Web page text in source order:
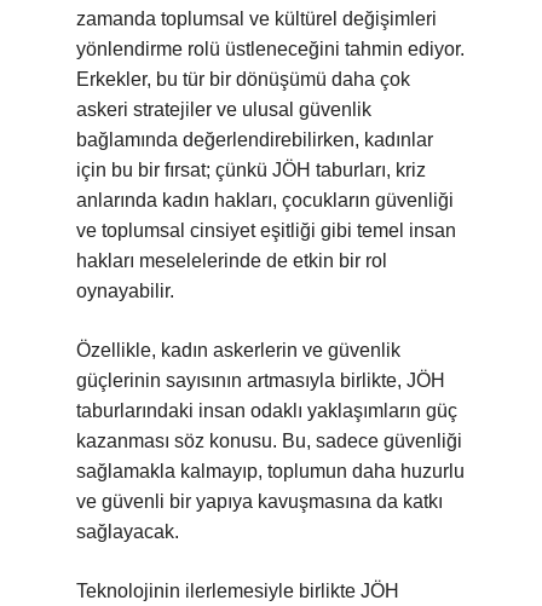
zamanda toplumsal ve kültürel değişimleri
yönlendirme rolü üstleneceğini tahmin ediyor.
Erkekler, bu tür bir dönüşümü daha çok
askeri stratejiler ve ulusal güvenlik
bağlamında değerlendirebilirken, kadınlar
için bu bir fırsat; çünkü JÖH taburları, kriz
anlarında kadın hakları, çocukların güvenliği
ve toplumsal cinsiyet eşitliği gibi temel insan
hakları meselelerinde de etkin bir rol
oynayabilir.
Özellikle, kadın askerlerin ve güvenlik
güçlerinin sayısının artmasıyla birlikte, JÖH
taburlarındaki insan odaklı yaklaşımların güç
kazanması söz konusu. Bu, sadece güvenliği
sağlamakla kalmayıp, toplumun daha huzurlu
ve güvenli bir yapıya kavuşmasına da katkı
sağlayacak.
Teknolojinin ilerlemesiyle birlikte JÖH